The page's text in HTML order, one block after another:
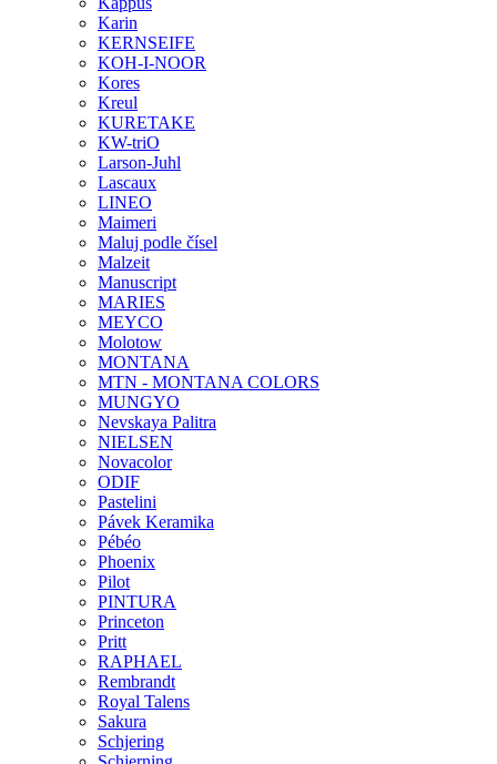
Karin
KERNSEIFE
KOH-I-NOOR
Kores
Kreul
KURETAKE
KW-triO
Larson-Juhl
Lascaux
LINEO
Maimeri
Maluj podle čísel
Malzeit
Manuscript
MARIES
MEYCO
Molotow
MONTANA
MTN - MONTANA COLORS
MUNGYO
Nevskaya Palitra
NIELSEN
Novacolor
ODIF
Pastelini
Pávek Keramika
Pébéo
Phoenix
Pilot
PINTURA
Princeton
Pritt
RAPHAEL
Rembrandt
Royal Talens
Sakura
Schjering